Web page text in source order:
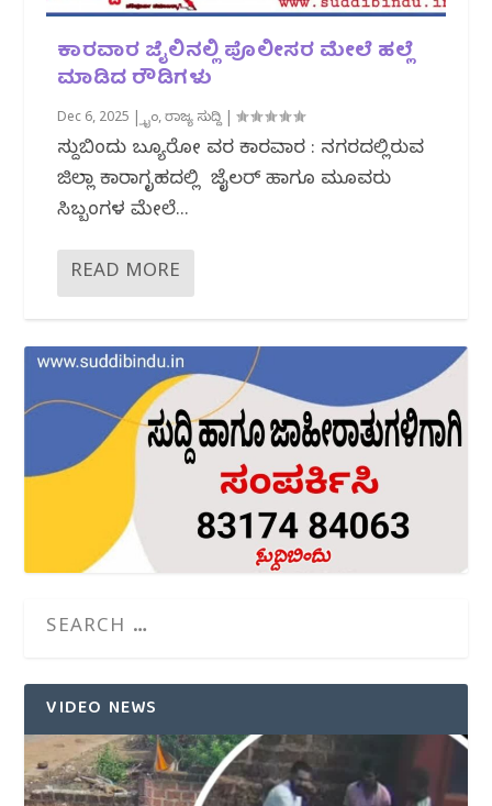
ಕಾರವಾರ ಜೈಲಿನಲ್ಲಿ ಪೊಲೀಸರ ಮೇಲೆ ಹಲ್ಲೆ
ಮಾಡಿದ ರೌಡಿಗಳು
Dec 6, 2025 |ಕ್ರೈಂ,ರಾಜ್ಯ ಸುದ್ದಿ |
ಸುದ್ದಿಬಿಂದು ಬ್ಯೂರೋ ವರದಿ ಕಾರವಾರ : ನಗರದಲ್ಲಿರುವ
ಜಿಲ್ಲಾ ಕಾರಾಗೃಹದಲ್ಲಿ ಜೈಲರ್ ಹಾಗೂ ಮೂವರು
ಸಿಬ್ಬಂದಿಗಳ ಮೇಲೆ...
READ MORE
VIDEO NEWS